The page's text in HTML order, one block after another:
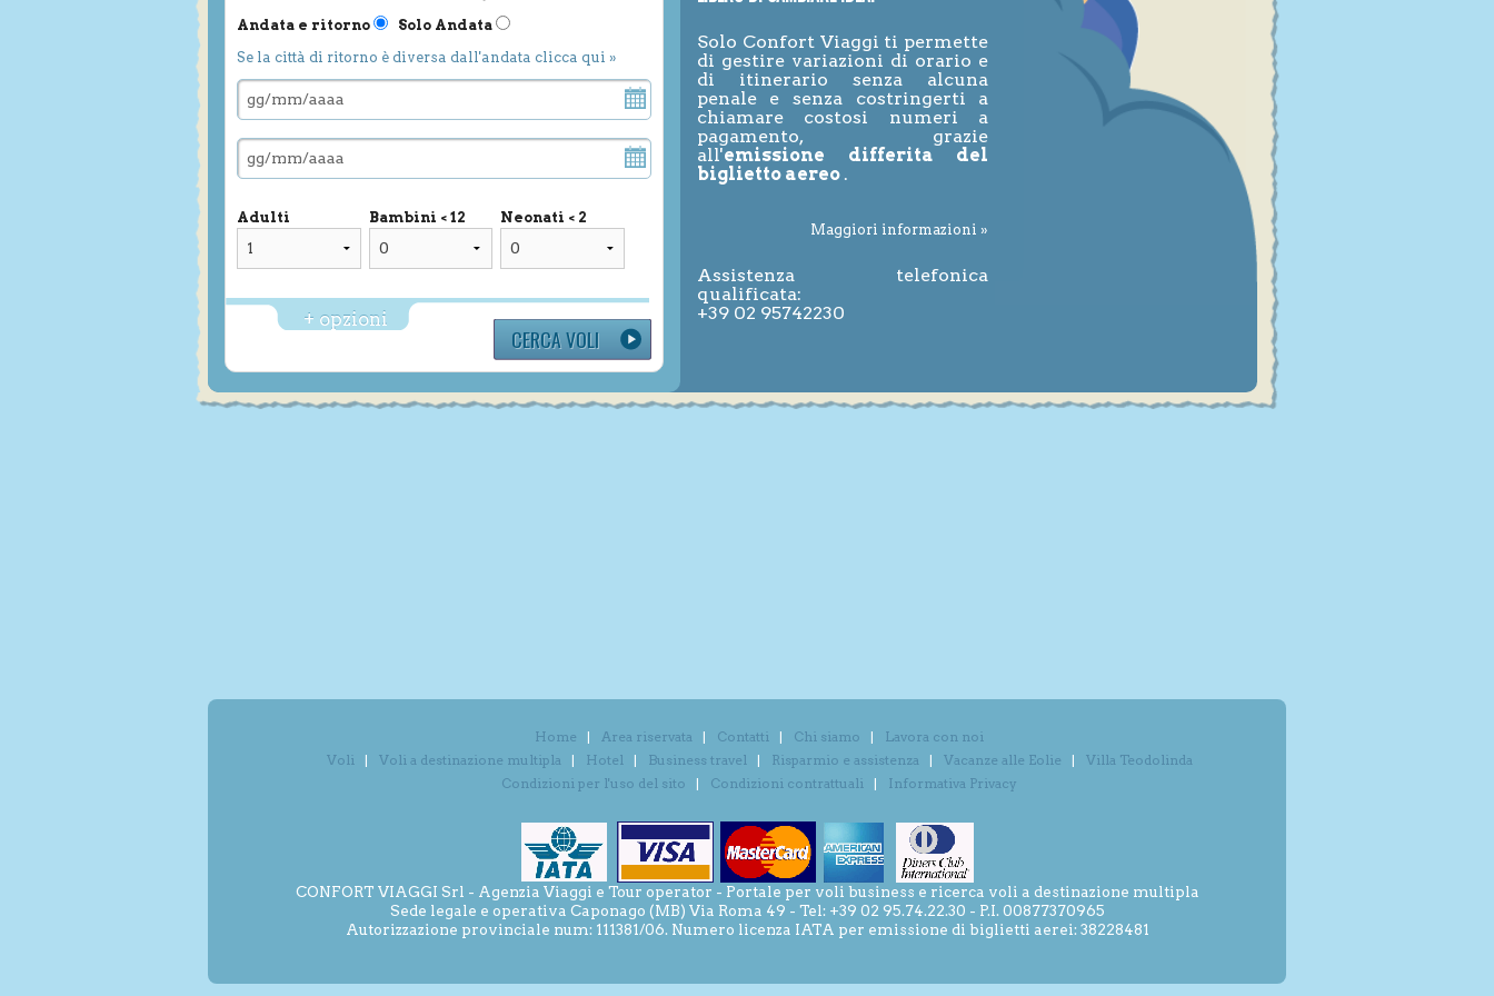
Andata e ritorno
Solo Andata
Se la città di ritorno è diversa dall'andata clicca qui »
Adulti Bambini < 12 Neonati < 2
+ opzioni
Solo Confort Viaggi ti permette
di gestire variazioni di orario e
di itinerario senza alcuna
penale e senza costringerti a
chiamare costosi numeri a
pagamento, grazie
all'emissione differita del
biglietto aereo .
Maggiori informazioni »
Assistenza telefonica
qualificata:
+39 02 95742230
Home Area riservata Contatti Chi siamo
Lavora con noi
Voli
Voli a destinazione multipla Hotel Business travel Risparmio e assistenza Vacanze alle Eolie
Villa Teodolinda
Condizioni per l'uso del sito
Condizioni contrattuali Informativa Privacy
CONFORT VIAGGI Srl - Agenzia Viaggi e Tour operator - Portale per voli business e ricerca voli a destinazione multipla
Sede legale e operativa Caponago (MB) Via Roma 49 - Tel: +39 02 95.74.22.30 - P.I. 00877370965
Autorizzazione provinciale num: 111381/06. Numero licenza IATA per emissione di biglietti aerei: 38228481